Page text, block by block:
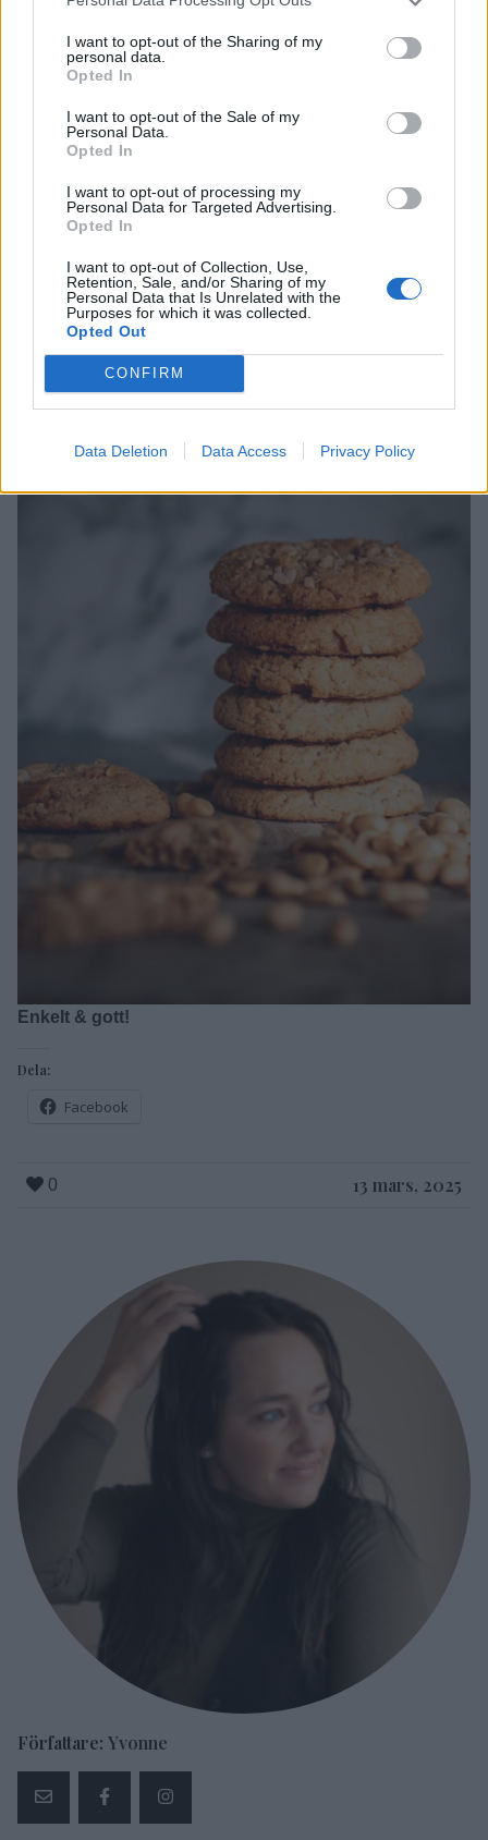
I want to opt-out of the Sharing of my
personal data.
Opted In
I want to opt-out of the Sale of my
Personal Data.
Opted In
I want to opt-out of processing my
Personal Data for Targeted Advertising.
Opted In
I want to opt-out of Collection, Use,
Retention, Sale, and/or Sharing of my
Personal Data that Is Unrelated with the
Purposes for which it was collected.
Opted Out
CONFIRM
Data Deletion Data Access Privacy Policy
Tillsätt mandelmjöl och bakpulver och vispa till en
deg.
Grovhacka jordnötterna.
Sätt ugnen på 175 grader och klä två plåtar med
Dela degen i 8 lika stora delar, forma till bollar och
lägg 4 st glest på varje plåt.
Tryck ner hackade jordnötter ovanpå kakorna.
Grädda i mitten av ugnen i 10-13 minuter eller tills
kanterna får färg.
Dra av bakplåtspappret med kakorna på och låt
svalna helt på bänken, ställ gärna in i kylen en stund
så att de sätter sig helt.
Enkelt & gott!
Dela:
Facebook
0 13 mars, 2025
Författare: Yvonne